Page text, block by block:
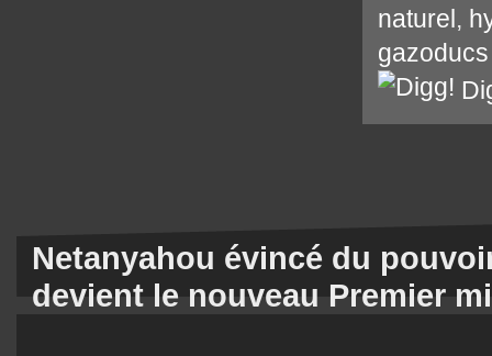
naturel,
gazoducs
Netanyahou évincé du
devient le nouveau Premier